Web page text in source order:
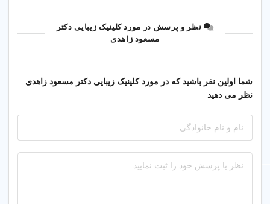
نظر و پرسش در مورد کلینیک زیبایی دکتر
مسعود زاهدی
شما اولین نفر باشید که در مورد کلینیک زیبایی دکتر مسعود زاهدی
نظر می دهید